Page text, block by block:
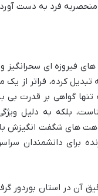
فرد به دست
های فیروزه ای
تبدیل کرده، فراتر از
تنها گواهی بر قدرت
بلکه به دلیل
های شگفت انگیزش
برای دانشمندان
آن در استان بوردور